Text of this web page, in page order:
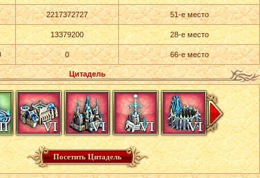
2217372727 51-е место
13379200 28-е место
0 66-е место
Цитадель